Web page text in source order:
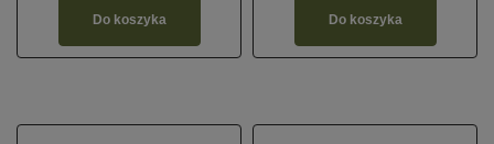
Do koszyka Do koszyka